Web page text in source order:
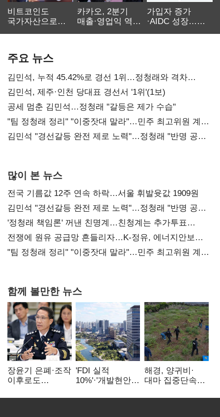
비트코인도
국가자산으로…'
카카오, 2분기
매출·영업익 역대
가입자 증가
·AIDC 성장…
주요 뉴스
김민석, 누적 45.42%로 경선 1위…정청래와 격차
0.86%p(2보)
김민석, 제주·인천 당대표 경선서 '1위'(1보)
공세 멈춘 김민석…정청래 "갈등은 제가 수습"
"팀 정청래 정리" "이중잣대 말라"…민주 최고위원 계파
다툼 격화
김민석 "경선갈등 완전 제로 노력"…정청래 "반명 공세
많이 본 뉴스
전국 기름값 12주 연속 하락…서울 휘발윳값 1909원
김민석 "경선갈등 완전 제로 노력"…정청래 "반명 공세
사과부터"
'정청래 책임론' 꺼낸 친명계…친청계는 추가투표
때리기
전쟁에 원유 공급망 흔들리자…K-정유, 에너지안보
핵심으로 재부상
"팀 정청래 정리" "이중잣대 말라"…민주 최고위원 계파
함께 볼만한 뉴스
장윤기 은폐·조작
이후로도
내부비위…경찰
'FDI 실적
10%'·'개발현안
인천경제청장
해경, 양귀비·
대마 집중단속…
249명 검거